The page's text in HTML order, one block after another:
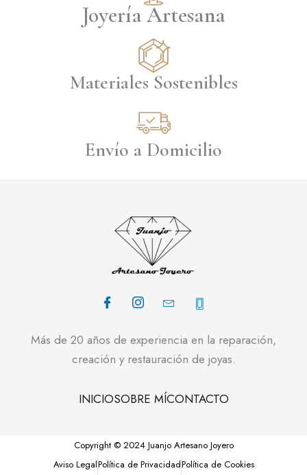
Joyería Artesana
Materiales Sostenibles
Envío a Domicilio
Más de 20 años de experiencia en la reparación,
creación y restauración de joyas.
INICIOSOBRE MÍCONTACTO
Copyright © 2024 Juanjo Artesano Joyero
Aviso LegalPolítica de PrivacidadPolítica de Cookies